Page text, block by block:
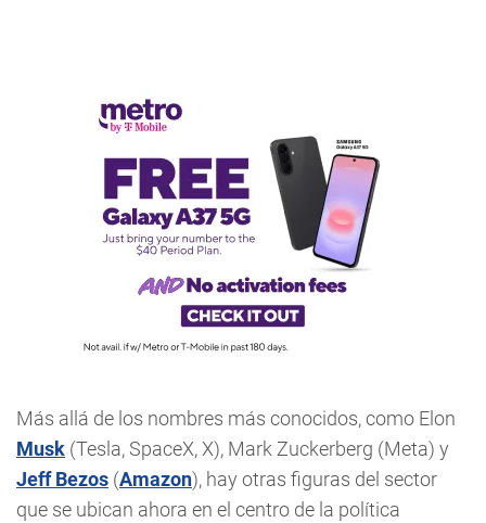
Más allá de los nombres más conocidos, como Elon
Musk (Tesla, SpaceX, X), Mark Zuckerberg (Meta) y
Jeff Bezos (Amazon), hay otras figuras del sector
que se ubican ahora en el centro de la política